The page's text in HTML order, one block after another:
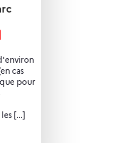
cas
pour
[...]
Un kiosque dans le parc Pablo